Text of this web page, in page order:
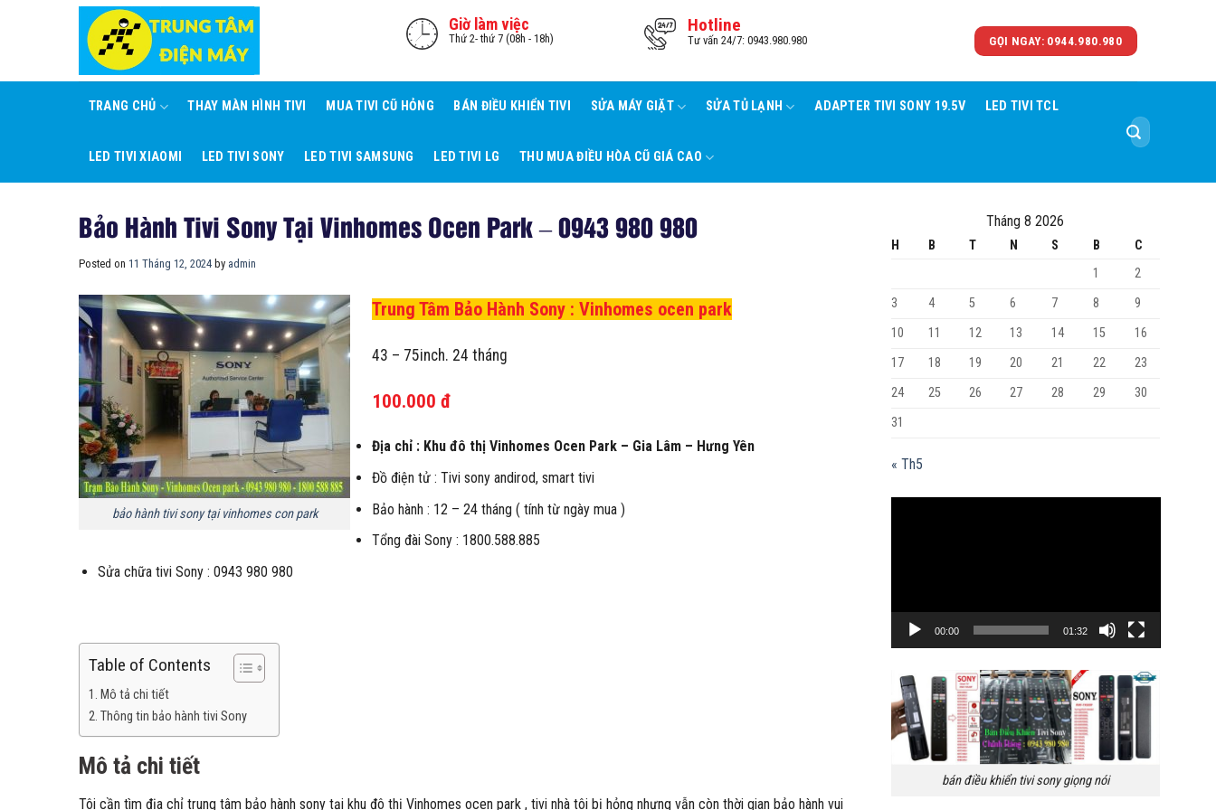
Giờ làm việc
Thứ 2- thứ 7 (08h - 18h)
Hotline
Tư vấn 24/7: 0943.980.980 GỌI NGAY: 0944.980.980
TRANG CHỦ THAY MÀN HÌNH TIVI MUA TIVI CŨ HỎNG BÁN ĐIỀU KHIỂN TIVI SỬA MÁY GIẶT SỬA TỦ LẠNH ADAPTER TIVI SONY 19.5V LED TIVI TCL
LED TIVI XIAOMI LED TIVI SONY LED TIVI SAMSUNG LED TIVI LG THU MUA ĐIỀU HÒA CŨ GIÁ CAO
Tìm
kiếm:
Bảo Hành Tivi Sony Tại Vinhomes Ocen Park – 0943 980 980
Posted on 11 Tháng 12, 2024 by admin
bảo hành tivi sony tại vinhomes con park
Trung Tâm Bảo Hành Sony : Vinhomes ocen park
43 – 75inch. 24 tháng
100.000 đ
Địa chỉ : Khu đô thị Vinhomes Ocen Park – Gia Lâm – Hưng Yên
Đồ điện tử : Tivi sony andirod, smart tivi
Bảo hành : 12 – 24 tháng ( tính từ ngày mua )
Tổng đài Sony : 1800.588.885
Sửa chữa tivi Sony : 0943 980 980
Table of Contents
Mô tả chi tiết
Thông tin bảo hành tivi Sony
Mô tả chi tiết
Tôi cần tìm địa chỉ trung tâm bảo hành sony tại khu đô thị Vinhomes ocen park , tivi nhà tôi bị hỏng nhưng vẫn còn thời gian bảo hành vui
Tháng 8 2026
H B T N S B
C
1
2
3
4 5 6 7 8
9
10
11 12 13 14 15
16
17
18 19 20 21 22
23
24
25 26 27 28 29
30
31
« Th5
00:00 01:32
bán điều khiển tivi sony giọng nói